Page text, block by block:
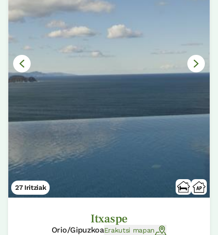
27 Iritziak
Itxaspe
Orio/GipuzkoaErakutsi mapan